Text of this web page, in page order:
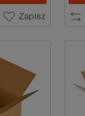
Zapisz